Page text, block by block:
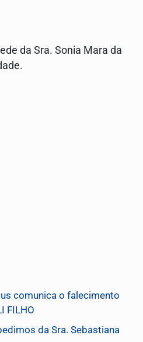
da Sra. Sonia Mara da
comunica o falecimento
FILHO
da Sra. Sebastiana